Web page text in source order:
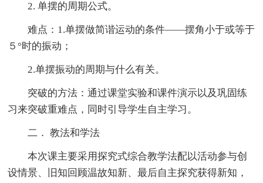
2. 单摆的周期公式。
难点：1.单摆做简谐运动的条件——摆角小于或等于
５°时的振动；
2.单摆振动的周期与什么有关。
突破的方法：通过课堂实验和课件演示以及巩固练
习来突破重难点，同时引导学生自主学习。
二． 教法和学法
本次课主要采用探究式综合教学法配以活动参与创
设情景、旧知回顾温故知新、最后自主探究获得新知，